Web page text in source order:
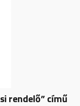
rendelő” című